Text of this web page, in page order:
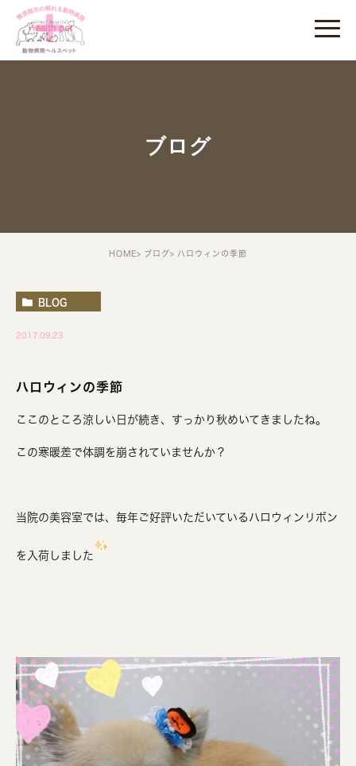
ブログ
HOME ブログ ハロウィンの季節
BLOG
2017.09.23
ハロウィンの季節
ここのところ涼しい日が続き、すっかり秋めいてきましたね。
この寒暖差で体調を崩されていませんか？
当院の美容室では、毎年ご好評いただいているハロウィンリボン
を入荷しました